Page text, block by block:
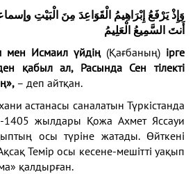
وَإِذْ يَرْفَعُ إِبْرَاهِيمُ الْقَوَاعِدَ مِنَ الْبَيْتِ
أَنتَ السَّمِيعُ الْعَلِيمُ
мен Исмаил үйдің (Қағбаның) ірге
қабыл ал, Расында Сен тілекті
– деп айтқан.
астанасы саналатын Түркістанда
1405 жылдары Қожа Ахмет Яссауи
осы түріне жатады. Өйткені
Темір осы кесене-мешітті уақып
қалдырған.